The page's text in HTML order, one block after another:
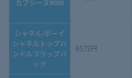
カプシーヌMINI
シャネル/ボーイ
シャネルトップハ
ンドルフラップバ
ッグ
65万円